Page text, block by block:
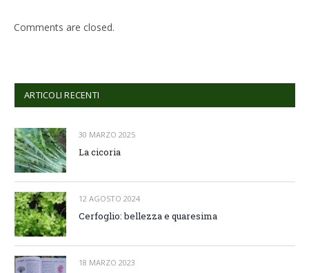
Comments are closed.
ARTICOLI RECENTI
30 MARZO 2025
La cicoria
12 AGOSTO 2024
Cerfoglio: bellezza e quaresima
18 MARZO 2023